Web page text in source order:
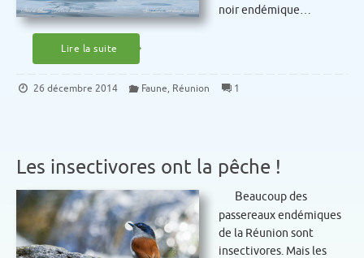
noir endémique…
Lire la suite
26 décembre 2014 Faune, Réunion 1
Les insectivores ont la pêche !
Beaucoup des
passereaux endémiques
de la Réunion sont
insectivores. Mais les